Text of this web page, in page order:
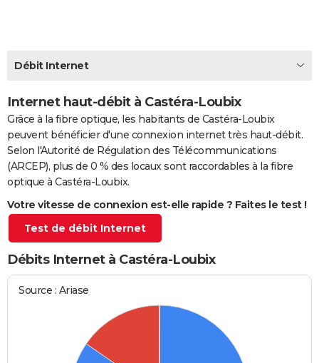
CARTE DE VOEUX
Carte de Noël
Carte Bonne année
Carte Saint-Valentin
Carte Pâques
Carte d'anniversaire
DICTIONNAIRE
PROGRAMME TV
COPAINS D'AVANT
S'inscrire
Se connecter
Lycées
Collèges
Primaires
Universités
Entreprises
Service militaire
Avis de recherche
Bricolage
Lifestyle
Culture
Sport
Auto
Television
Voyage
Cinema
Débit Internet
Internet haut-débit à Castéra-Loubix
Grâce à la fibre optique, les habitants de Castéra-Loubix
peuvent bénéficier d'une connexion internet très haut-débit.
Selon l'Autorité de Régulation des Télécommunications
(ARCEP), plus de 0 % des locaux sont raccordables à la fibre
optique à Castéra-Loubix.
Votre vitesse de connexion est-elle rapide ? Faites le test !
Test de débit Internet
Débits Internet à Castéra-Loubix
Source : Ariase